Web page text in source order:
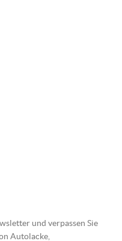
und verpassen Sie
Autolacke,